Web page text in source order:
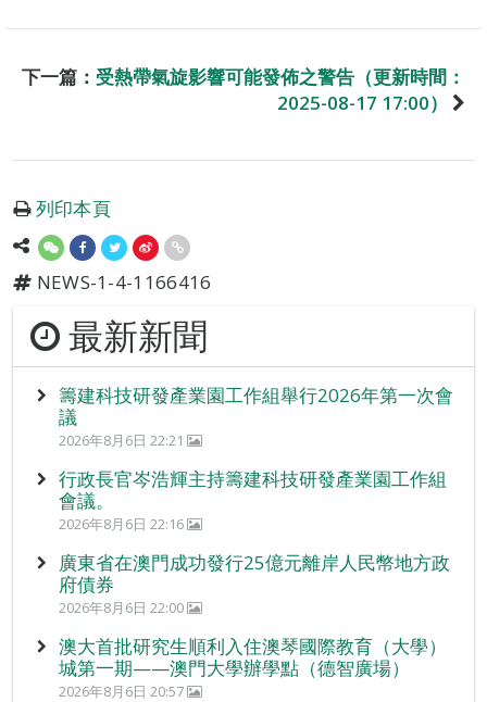
下一篇： 受熱帶氣旋影響可能發佈之警告（更新時間：
2025-08-17 17:00）
列印本頁
NEWS-1-4-1166416
最新新聞
籌建科技研發產業園工作組舉行2026年第一次會
議
2026年8月6日 22:21
行政長官岑浩輝主持籌建科技研發產業園工作組
會議。
2026年8月6日 22:16
廣東省在澳門成功發行25億元離岸人民幣地方政
府債券
2026年8月6日 22:00
澳大首批研究生順利入住澳琴國際教育（大學）
城第一期——澳門大學辦學點（德智廣場）
2026年8月6日 20:57